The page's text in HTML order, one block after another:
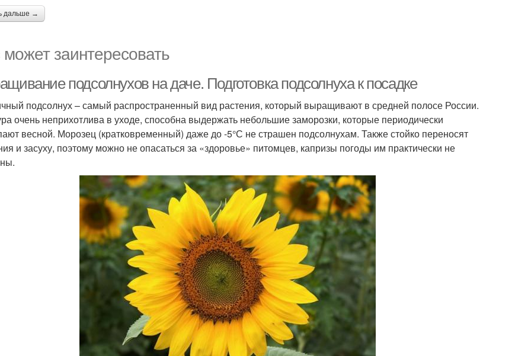
дальше →
заинтересовать
подсолнухов на даче. Подготовка подсолнуха к посадке
подсолнух – самый распространенный вид растения, который выращивают в средней полосе России.
очень неприхотлива в уходе, способна выдержать небольшие заморозки, которые периодически
весной. Морозец (кратковременный) даже до -5°С не страшен подсолнухам. Также стойко переносят
и засуху, поэтому можно не опасаться за «здоровье» питомцев, капризы погоды им практически не